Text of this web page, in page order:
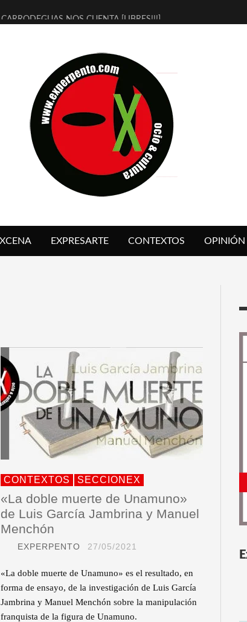
CARRODEGUAS NOS CUENTA [LIBRES!!!]
JONDA] DE JUAN GUERRERO ZAMORA
LA ESCUELA DEL DIRECTOR TEATRAL CLAUDIO TOLCACHIR
ES NADA) DE LA KATARSIS DEL TOMATAZO
JUDÍAS EN #EXVITA
REINVENTAN [BITÁCORA 3.0] EN EXVITA
FLASH PRESENTA EN EXVITA [RELATIVA SENCILLEZ]
EN EXVITA INTERPRETANDO A SERRAT
EXPRESARTE CONTEXTOS OPINIÓN
CONTEXTOS SECCIONEX
«La doble muerte de Unamuno»
de Luis García Jambrina y Manuel
Menchón
EXPERPENTO 27/05/2021
«La doble muerte de Unamuno» es el resultado, en
forma de ensayo, de la investigación de Luis García
Jambrina y Manuel Menchón sobre la manipulación
franquista de la figura de Unamuno.